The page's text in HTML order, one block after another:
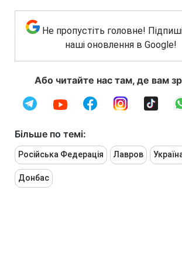
Не пропустіть головне!
наші оновлення в Google!
Або читайте нас там, де вам
Більше по темі:
Російська Федерація Лавров
Донбас